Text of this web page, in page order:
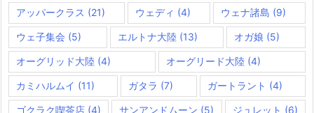
アッパークラス (21) ウェディ (4) ウェナ諸島 (9)
ウェ子集会 (5) エルトナ大陸 (13) オガ娘 (5)
オーグリッド大陸 (4) オーグリード大陸 (4)
カミハルムイ (11) ガタラ (7) ガートラント (4)
ゴクラク喫茶店 (4) サンアンドムーン (5) ジュレット (6)